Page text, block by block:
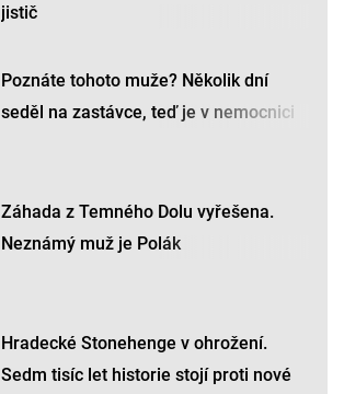
jistič
Poznáte tohoto muže? Několik dní
seděl na zastávce, teď je v nemocnici
Záhada z Temného Dolu vyřešena.
Neznámý muž je Polák
Hradecké Stonehenge v ohrožení.
Sedm tisíc let historie stojí proti nové